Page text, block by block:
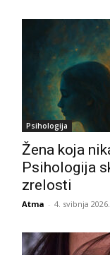
Psihologija
Žena koja
Psihologija
zrelosti
Atma - 4. svibnja 2026.